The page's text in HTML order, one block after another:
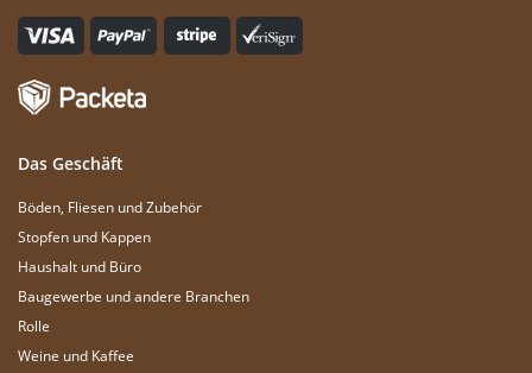
Das Geschäft
Böden, Fliesen und Zubehör
Stopfen und Kappen
Haushalt und Büro
Baugewerbe und andere Branchen
Rolle
Weine und Kaffee